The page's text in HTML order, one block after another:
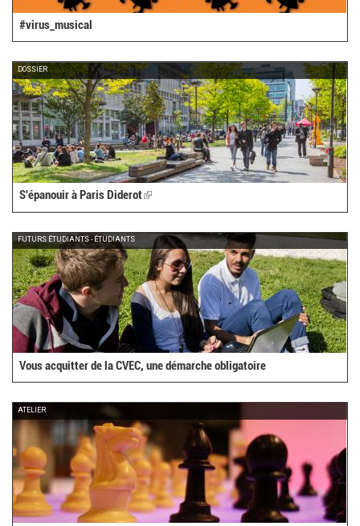
#virus_musical
DOSSIER
S'épanouir à Paris Diderot(link
FUTURS ÉTUDIANTS - ÉTUDIANTS
Vous acquitter de la CVEC, une démarche obligatoire
ATELIER